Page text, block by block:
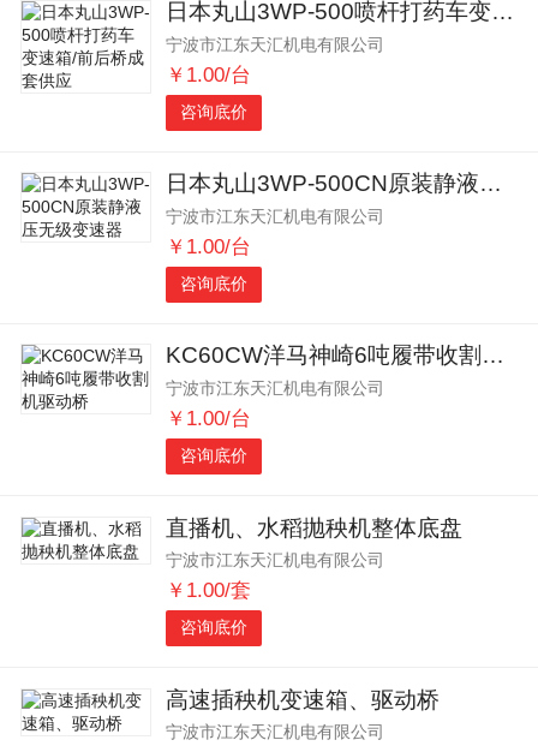
日本丸山3WP-500喷杆打药车变速箱/前后桥成套供应
宁波市江东天汇机电有限公司
￥1.00/台
咨询底价
日本丸山3WP-500CN原装静液压无级变速器
宁波市江东天汇机电有限公司
￥1.00/台
咨询底价
KC60CW洋马神崎6吨履带收割机驱动桥
宁波市江东天汇机电有限公司
￥1.00/台
咨询底价
直播机、水稻抛秧机整体底盘
宁波市江东天汇机电有限公司
￥1.00/套
咨询底价
高速插秧机变速箱、驱动桥
宁波市江东天汇机电有限公司